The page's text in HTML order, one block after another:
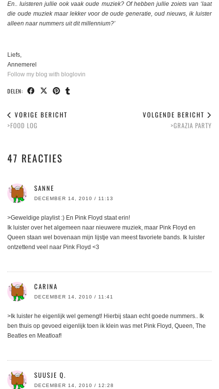
En.. luisteren jullie ook vaak oude muziek? Of hebben jullie zoiets van ‘laat
die oude muziek maar lekker voor de oude generatie, oud nieuws, ik luister
alleen naar nummers uit dit millennium?’
Liefs,
Annemerel
Follow my blog with bloglovin
DELEN:
VORIGE BERICHT
>FOOD LOG
VOLGENDE BERICHT
>GRAZIA PARTY
47 REACTIES
SANNE
DECEMBER 14, 2010 / 11:13
>Geweldige playlist :) En Pink Floyd staat erin!
Ik luister over het algemeen naar nieuwere muziek, maar Pink Floyd en
Queen staan wel bovenaan mijn lijstje van meest favoriete bands. Ik luister
ontzettend veel naar Pink Floyd <3
CARINA
DECEMBER 14, 2010 / 11:41
>Ik luister he eigenlijk wel gemengt! Hierbij staan echt goede nummers.. Ik
ben thuis op gevoed eigenlijk toen ik klein was met Pink Floyd, Queen, The
Beatles en Meatloaf!
SUUSJE Q.
DECEMBER 14, 2010 / 12:28